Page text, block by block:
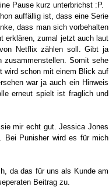
Pause kurz unterbrichst :P.
auffällig ist, dass eine Serie
dass man sich vorbehalten
erklären, zumal jetzt auch laut
Netflix zählen soll. Gibt ja
zusammenstellen. Somit sehe
wird schon mit einem Blick auf
war ja auch ein Hinweis
erneut spielt ist fraglich und
mir echt gut. Jessica Jones
Bei Punisher wird es für mich
da das für uns als Kunde am
Beitrag zu.